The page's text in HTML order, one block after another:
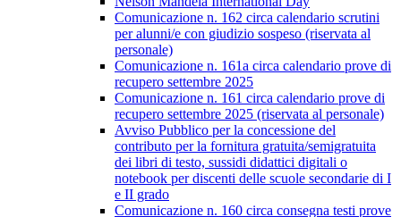
Comunicazione n. 162 circa calendario scrutini
per alunni/e con giudizio sospeso (riservata al
personale)
Comunicazione n. 161a circa calendario prove di
recupero settembre 2025
Comunicazione n. 161 circa calendario prove di
recupero settembre 2025 (riservata al personale)
Avviso Pubblico per la concessione del
contributo per la fornitura gratuita/semigratuita
dei libri di testo, sussidi didattici digitali o
notebook per discenti delle scuole secondarie di I
e II grado
Comunicazione n. 160 circa consegna testi prove